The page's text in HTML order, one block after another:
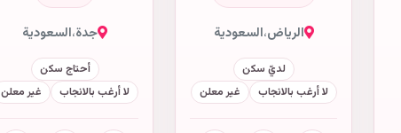
الرياض،السعودية
لديّ سكن
لا أرغب بالانجاب
غير معلن
جدة،السعودية
أحتاج سكن
لا أرغب بالانجاب
غير معلن